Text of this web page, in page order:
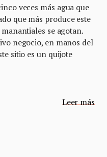
veces más agua que
que más produce este
se agotan.
negocio, en manos del
sitio es un quijote
Leer más